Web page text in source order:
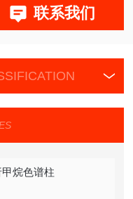
联系我们
烷色谱柱